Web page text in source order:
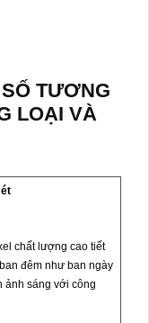
TƯƠNG
LOẠI VÀ
chất lượng cao tiết
đêm như ban ngày
ảnh sáng với công